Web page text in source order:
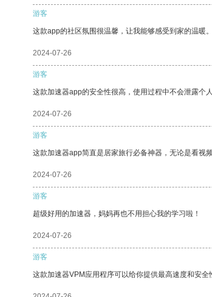
游客
这款app的社区氛围很温馨，让我能够感受到家的温暖。
2024-07-26
游客
这款加速器app的安全性很高，使用过程中不会泄露个
2024-07-26
游客
这款加速器app简直是居家旅行必备神器，无论是看视
2024-07-26
游客
超级好用的加速器，妈妈再也不用担心我的学习啦！
2024-07-26
游客
这款加速器VPM应用程序可以给你提供最高速度和安全